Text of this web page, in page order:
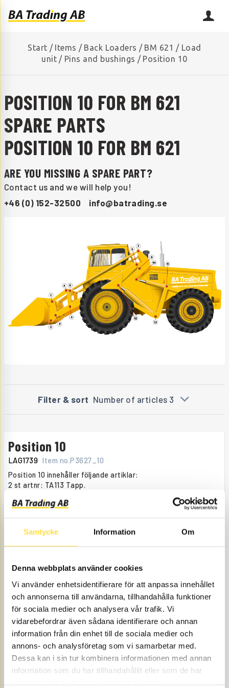
Samtycke Information Om
Denna webbplats använder cookies
Vi använder enhetsidentifierare för att anpassa innehållet
och annonserna till användarna, tillhandahålla funktioner
för sociala medier och analysera vår trafik. Vi
vidarebefordrar även sådana identifierare och annan
information från din enhet till de sociala medier och
annons- och analysföretag som vi samarbetar med.
Dessa kan i sin tur kombinera informationen med annan
information som du har tillhandahållit eller som de har
Start / Items / Back Loaders / BM 621 / Load
unit / Pins and bushings / Position 10
POSITION 10 FOR BM 621
SPARE PARTS
POSITION 10 FOR BM 621
ARE YOU MISSING A SPARE PART?
Contact us and we will help you!
+46 (0) 152-32500
info@batrading.se
Filter & sort Number of articles 3
Position 10
LAG1739 Item no.P3627_10
Position 10 innehåller följande artiklar:
2 st artnr: TA113 Tapp.
Åtgår1
4 824.00
NEEDED
PIN
TA113 Item no.6614113